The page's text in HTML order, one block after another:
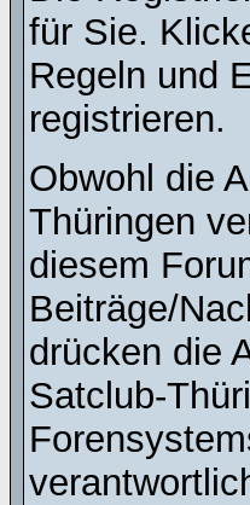
für Sie.
Regeln und
registrieren.
Obwohl die
Thüringen
diesem
Beiträge/
drücken die
Satclub-